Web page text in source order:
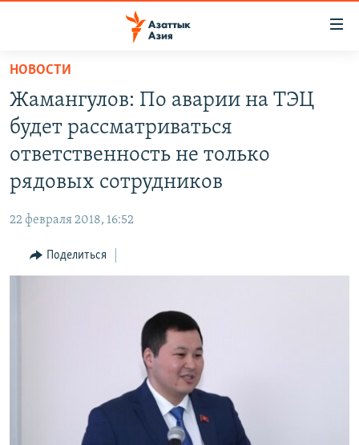
Вернуться
основному
содержанию
Вернутся
главной
Вернутся
поиску
НОВОСТИ
ВОЙНА В УКРАИНЕ
КЫРГЫЗЧА
ЎЗБЕКЧА
ПОДПИШИТЕСЬ НА НАС В СОЦСЕТЯХ
НОВОСТИ
Жамангулов: По аварии на ТЭЦ
будет рассматриваться
ответственность не только
рядовых сотрудников
22 февраля 2018, 16:52
Поделиться